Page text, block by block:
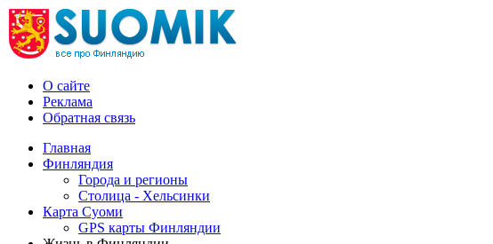
О сайте
Реклама
Обратная связь
Главная
Финляндия
Города и регионы
Столица - Хельсинки
Карта Суоми
GPS карты Финляндии